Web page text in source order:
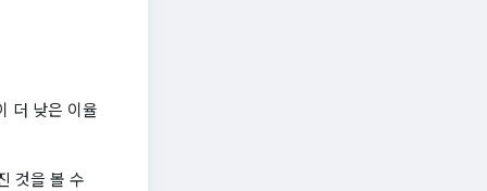
더 낮은 이율
것을 볼 수